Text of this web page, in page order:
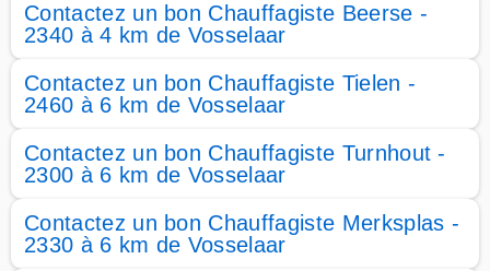
Contactez un bon Chauffagiste Beerse -
2340 à 4 km de Vosselaar
Contactez un bon Chauffagiste Tielen -
2460 à 6 km de Vosselaar
Contactez un bon Chauffagiste Turnhout -
2300 à 6 km de Vosselaar
Contactez un bon Chauffagiste Merksplas -
2330 à 6 km de Vosselaar